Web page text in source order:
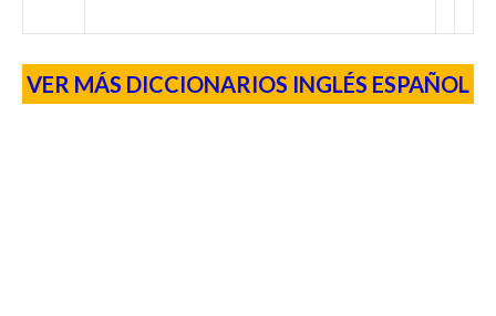
VER MÁS DICCIONARIOS INGLÉS ESPAÑOL